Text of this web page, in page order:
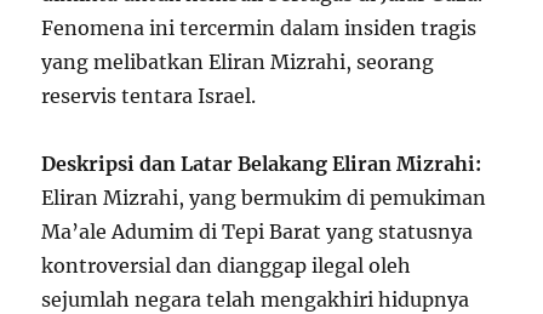
Fenomena ini tercermin dalam insiden tragis
yang melibatkan Eliran Mizrahi, seorang
reservis tentara Israel.
Deskripsi dan Latar Belakang Eliran Mizrahi:
Eliran Mizrahi, yang bermukim di pemukiman
Ma’ale Adumim di Tepi Barat yang statusnya
kontroversial dan dianggap ilegal oleh
sejumlah negara telah mengakhiri hidupnya